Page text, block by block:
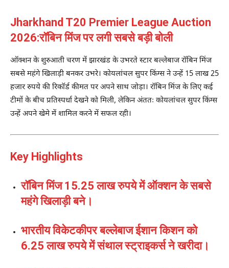
Jharkhand T20 Premier League Auction
2026:रॉबिन मिंज पर लगी सबसे बड़ी बोली
ऑक्शन के शुरुआती चरण में झारखंड के उभरते स्टार बल्लेबाज रॉबिन मिंज
सबसे महंगे खिलाड़ी बनकर उभरे। कोयलांचल सुपर किंग्स ने उन्हें 15 लाख 25
हजार रुपये की रिकॉर्ड कीमत पर अपने साथ जोड़ा। रॉबिन मिंज के लिए कई
टीमों के बीच प्रतिस्पर्धा देखने को मिली, लेकिन अंततः कोयलांचल सुपर किंग्स
उन्हें अपने खेमे में शामिल करने में सफल रही।
Key Highlights
रॉबिन मिंज 15.25 लाख रुपये में ऑक्शन के सबसे
महंगे खिलाड़ी बने।
भारतीय विकेटकीपर बल्लेबाज ईशान किशन को
6.25 लाख रुपये में संथाल स्ट्राइकर्स ने खरीदा।